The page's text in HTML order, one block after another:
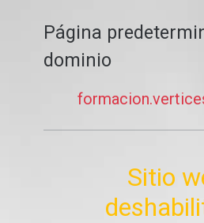
Página
dominio
Sitio